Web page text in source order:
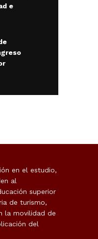
e
en el estudio,
al
superior
de turismo,
la movilidad de
del